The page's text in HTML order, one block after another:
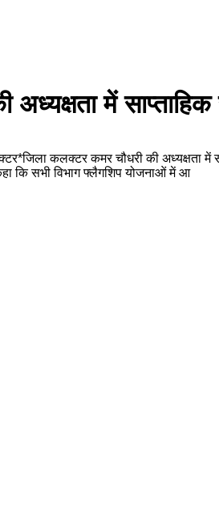
में
कलक्टर कमर चौधरी की अध्यक्षता
कि सभी विभाग फ्लैगशिप योजनाओं में आ